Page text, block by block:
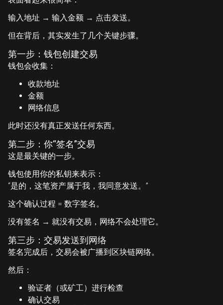
输入地址 → 输入金额 → 点击发送。
但在背后，其实发生了几个关键步骤。
第一步：钱包创建交易
钱包会收集：
收款地址
金额
网络信息
此时还没有真正发送任何东西。
第二步：你“签名”交易
这是最关键的一步。
钱包使用你的私钥来表示：
“是的，这笔资产属于我，我同意发送。”
这个确认过程 = 数字签名。
没有签名 → 就没有交易，网络不会处理它。
第三步：交易发送到网络
签名完成后，交易会被广播到区块链网络。
然后：
验证者（或矿工）进行检查
确认交易